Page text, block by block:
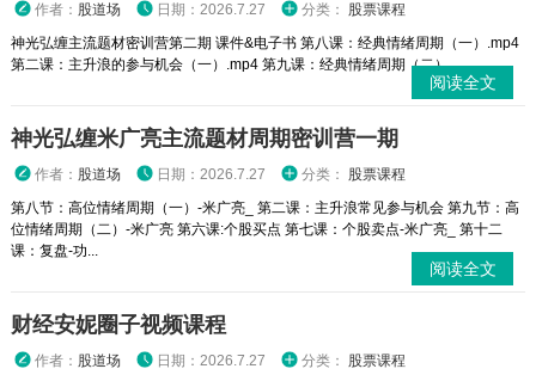
作者： 股道场 日期：2026.7.27 分类： 股票课程
神光弘缠主流题材密训营第二期 课件&电子书 第八课：经典情绪周期（一）.mp4
第二课：主升浪的参与机会（一）.mp4 第九课：经典情绪周期（二）....
阅读全文
神光弘缠米广亮主流题材周期密训营一期
作者： 股道场 日期：2026.7.27 分类： 股票课程
第八节：高位情绪周期（一）-米广亮_ 第二课：主升浪常见参与机会 第九节：高
位情绪周期（二）-米广亮 第六课:个股买点 第七课：个股卖点-米广亮_ 第十二
课：复盘-功...
阅读全文
财经安妮圈子视频课程
作者： 股道场 日期：2026.7.27 分类： 股票课程